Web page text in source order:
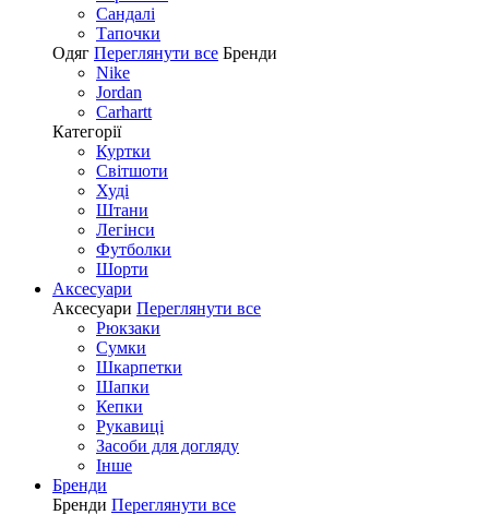
Сандалі
Tапочки
Одяг Переглянути все Бренди
Nike
Jordan
Carhartt
Категорії
Куртки
Світшоти
Худі
Штани
Легінси
Футболки
Шорти
Аксесуари
Аксесуари Переглянути все
Рюкзаки
Сумки
Шкарпетки
Шапки
Кепки
Рукавиці
Засоби для догляду
Інше
Бренди
Бренди Переглянути все